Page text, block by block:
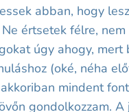
abban, hogy
értsetek félre,
úgy ahogy, mert
(oké, néha
mindent
gondolkozzam.